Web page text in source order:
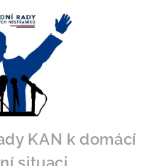
KAN k domácí